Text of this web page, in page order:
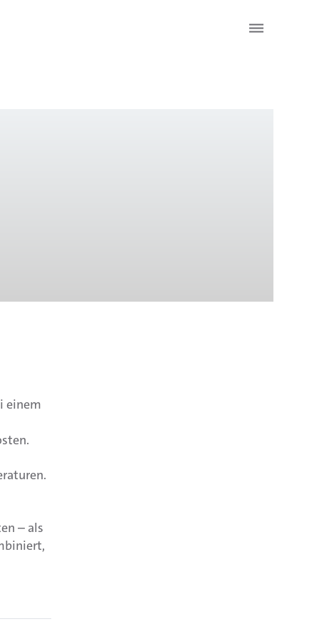
einem
– als